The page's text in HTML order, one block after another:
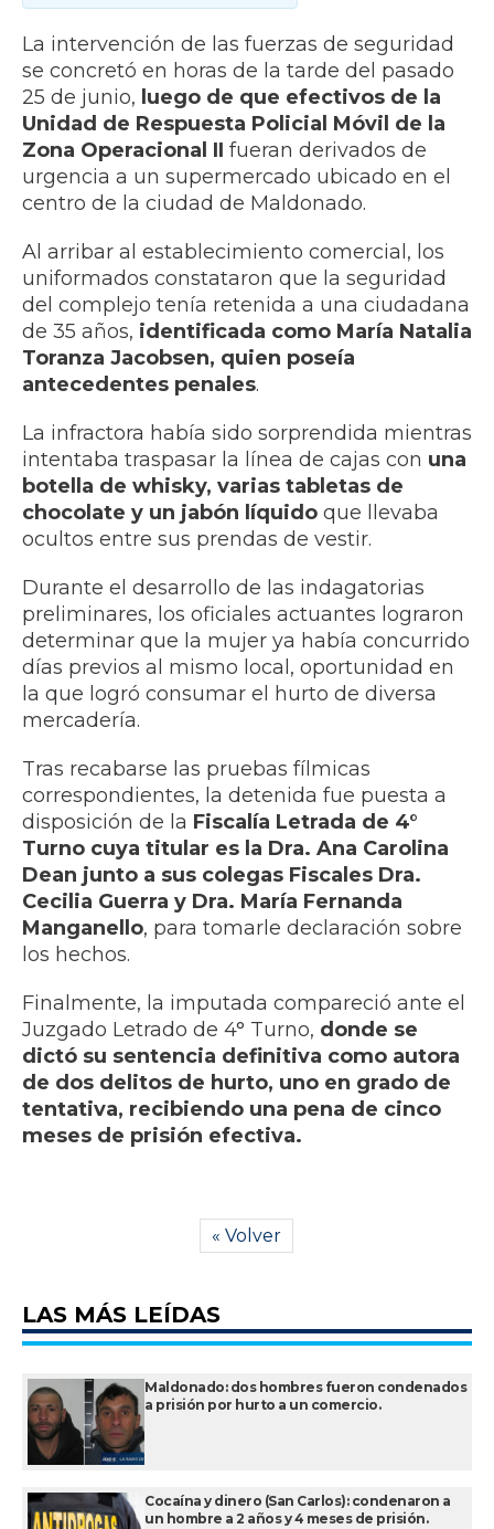
La intervención de las fuerzas de seguridad
se concretó en horas de la tarde del pasado
25 de junio, luego de que efectivos de la
Unidad de Respuesta Policial Móvil de la
Zona Operacional II fueran derivados de
urgencia a un supermercado ubicado en el
centro de la ciudad de Maldonado.
Al arribar al establecimiento comercial, los
uniformados constataron que la seguridad
del complejo tenía retenida a una ciudadana
de 35 años, identificada como María Natalia
Toranza Jacobsen, quien poseía
antecedentes penales.
La infractora había sido sorprendida mientras
intentaba traspasar la línea de cajas con una
botella de whisky, varias tabletas de
chocolate y un jabón líquido que llevaba
ocultos entre sus prendas de vestir.
Durante el desarrollo de las indagatorias
preliminares, los oficiales actuantes lograron
determinar que la mujer ya había concurrido
días previos al mismo local, oportunidad en
la que logró consumar el hurto de diversa
mercadería.
Tras recabarse las pruebas fílmicas
correspondientes, la detenida fue puesta a
disposición de la Fiscalía Letrada de 4°
Turno cuya titular es la Dra. Ana Carolina
Dean junto a sus colegas Fiscales Dra.
Cecilia Guerra y Dra. María Fernanda
Manganello, para tomarle declaración sobre
los hechos.
Finalmente, la imputada compareció ante el
Juzgado Letrado de 4° Turno, donde se
dictó su sentencia definitiva como autora
de dos delitos de hurto, uno en grado de
tentativa, recibiendo una pena de cinco
meses de prisión efectiva.
« Volver
LAS MÁS LEÍDAS
Maldonado: dos hombres fueron condenados
a prisión por hurto a un comercio.
Cocaína y dinero (San Carlos): condenaron a
un hombre a 2 años y 4 meses de prisión.